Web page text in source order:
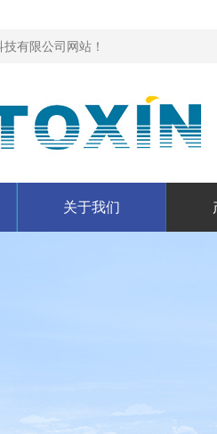
有限公司网站！
关于我们